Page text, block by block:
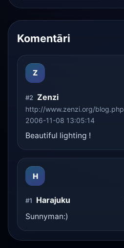
Komentāri
Z
#2 Zenzi
http://www.zenzi.org/blog.php
2006-11-08 13:05:14
Beautiful lighting !
H
#1 Harajuku
Sunnyman:)